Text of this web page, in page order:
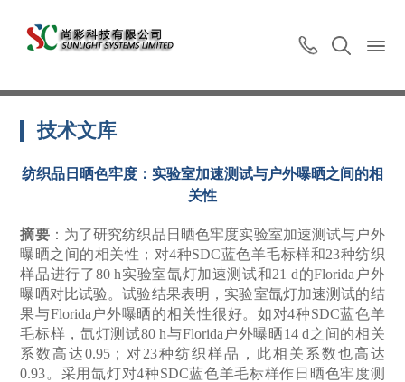
技术文库
纺织品日晒色牢度：实验室加速测试与户外曝晒之间的相
关性
摘要：为了研究纺织品日晒色牢度实验室加速测试与户外
曝晒之间的相关性；对4种SDC蓝色羊毛标样和23种纺织
样品进行了80 h实验室氙灯加速测试和21 d的Florida 户外
曝晒对比试验。试验结果表明，实验室氙灯加速测试的结
果与Florida 户外曝晒的相关性很好。如对4种SDC蓝色羊
毛标样，氙灯测试80 h与Florida 户外曝晒14 d之间的相关
系数高达0.95 ；对23种纺织样品，此相关系数也高达
0.93。采用氙灯对4种SDC蓝色羊毛标样作日晒色牢度测